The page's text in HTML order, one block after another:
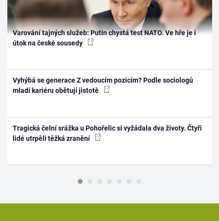
Varování tajných služeb: Putin chystá test NATO. Ve hře je i
útok na české sousedy
Vyhýbá se generace Z vedoucím pozicím? Podle sociologů
mladí kariéru obětují jistotě
Tragická čelní srážka u Pohořelic si vyžádala dva životy. Čtyři
lidé utrpěli těžká zranění